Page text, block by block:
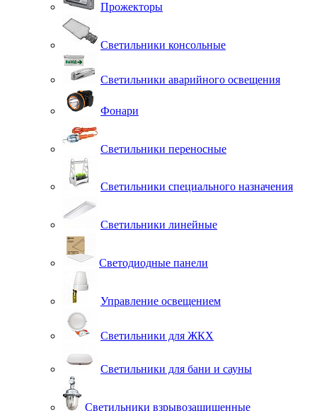
Прожекторы
Светильники консольные
Светильники аварийного освещения
Фонари
Светильники переносные
Светильники специального назначения
Светильники линейные
Светодиодные панели
Управление освещением
Светильники для ЖКХ
Светильники для бани и сауны
Светильники взрывозащищенные